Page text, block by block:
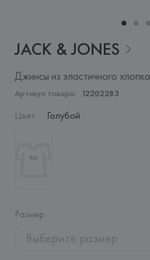
JACK & JONES
Джинсы из эластичного хлопка
Артикул товара: 12202283
Цвет: Голубой
Размер:
Выберите размер